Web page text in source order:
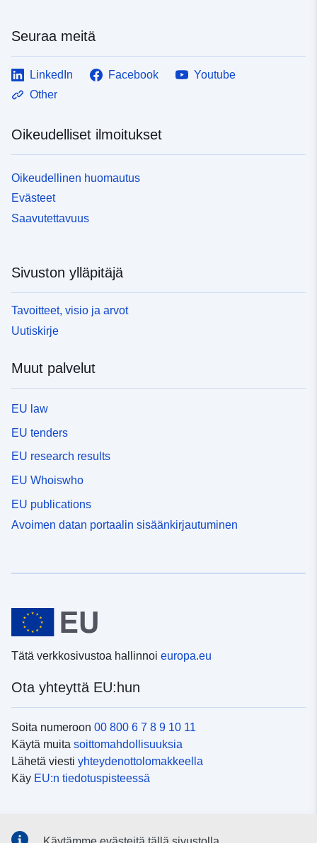
Seuraa meitä
LinkedIn Facebook
Youtube
Other
Oikeudelliset ilmoitukset
Oikeudellinen huomautus
Evästeet
Saavutettavuus
Sivuston ylläpitäjä
Tavoitteet, visio ja arvot
Uutiskirje
Muut palvelut
EU law
EU tenders
EU research results
EU Whoiswho
EU publications
Avoimen datan portaalin sisäänkirjautuminen
Tätä verkkosivustoa hallinnoi europa.eu
Ota yhteyttä EU:hun
Soita numeroon 00 800 6 7 8 9 10 11
Käytä muita soittomahdollisuuksia
Lähetä viesti yhteydenottolomakkeella
Käy EU:n tiedotuspisteessä